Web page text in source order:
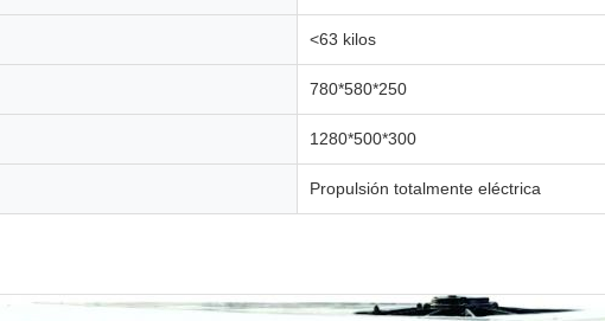
<63 kilos
780*580*250
1280*500*300
Propulsión totalmente eléctrica